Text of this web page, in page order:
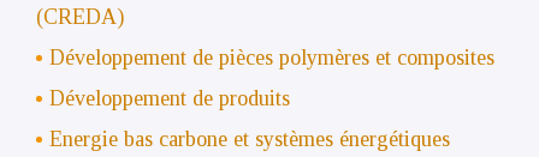
(CREDA)
Développement de pièces polymères et composites
Développement de produits
Energie bas carbone et systèmes énergétiques